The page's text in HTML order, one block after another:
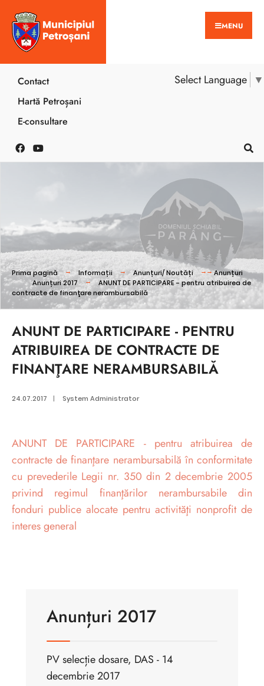
MENU
Select Language ▼
Contact
Hartă Petroșani
E-consultare
Prima pagină Informații Anunțuri/ Noutăți
Anunțuri
Anunțuri 2017
ANUNT DE PARTICIPARE - pentru atribuirea de
contracte de finanţare nerambursabilă
ANUNT DE PARTICIPARE - PENTRU
ATRIBUIREA DE CONTRACTE DE
FINANŢARE NERAMBURSABILĂ
24.07.2017 | System Administrator
ANUNT DE PARTICIPARE - pentru atribuirea de
contracte de finanţare nerambursabilă în conformitate
cu prevederile Legii nr. 350 din 2 decembrie 2005
privind regimul finanţărilor nerambursabile din
fonduri publice alocate pentru activităţi nonprofit de
interes general
Anunțuri 2017
PV selecție dosare, DAS - 14
decembrie 2017